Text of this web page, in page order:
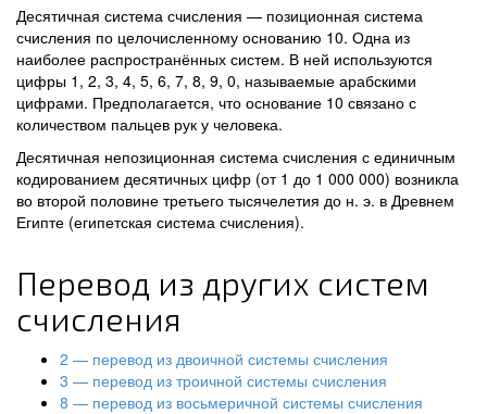
Десятичная система счисления — позиционная система
счисления по целочисленному основанию 10. Одна из
наиболее распространённых систем. В ней используются
цифры 1, 2, 3, 4, 5, 6, 7, 8, 9, 0, называемые арабскими
цифрами. Предполагается, что основание 10 связано с
количеством пальцев рук у человека.
Десятичная непозиционная система счисления с единичным
кодированием десятичных цифр (от 1 до 1 000 000) возникла
во второй половине третьего тысячелетия до н. э. в Древнем
Египте (египетская система счисления).
Перевод из других систем
счисления
2 — перевод из двоичной системы счисления
3 — перевод из троичной системы счисления
8 — перевод из восьмеричной системы счисления